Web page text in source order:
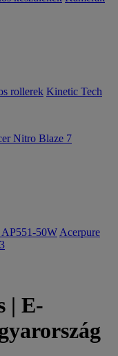
rollerek Kinetic Tech
Nitro Blaze 7
AP551-50W Acerpure
| E-